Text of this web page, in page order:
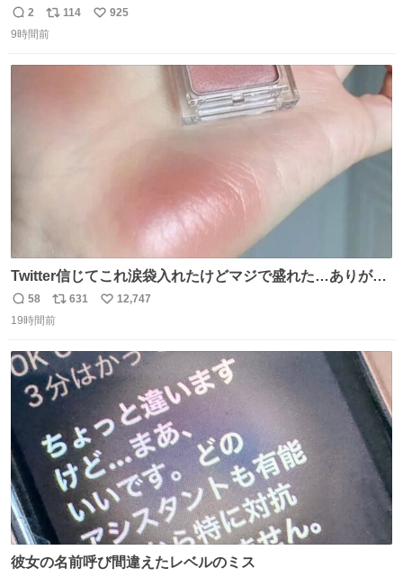
返
信
2
リ
ポ
114
い
925
9時間前
Twitter信じてこれ涙袋入れたけどマジで盛れた…ありがと
う…
返
信
58
リ
ポ
ト
数
631
い
数
12,747
19時間前
彼女の名前呼び間違えたレベルのミス